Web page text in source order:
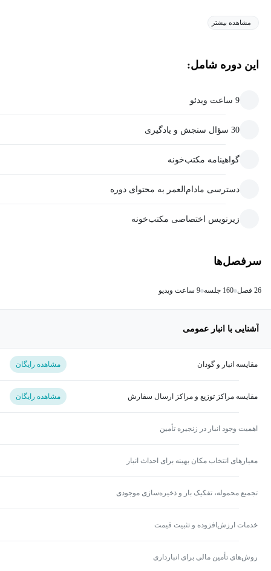
مشاهده بیشتر
این دوره شامل:
9 ساعت ویدئو
30 سؤال سنجش و یادگیری
گواهینامه مکتب‌خونه
دسترسی مادام‌العمر به محتوای دوره
زیرنویس اختصاصی مکتب‌خونه
سرفصل‌ها
26 فصل 160 جلسه 9 ساعت ویدیو
آشنایی با انبار عمومی
مقایسه انبار و گودان مشاهده رایگان
مقایسه مراکز توزیع و مراکز ارسال سفارش مشاهده رایگان
اهمیت وجود انبار در زنجیره تأمین
معیارهای انتخاب مکان بهینه برای احداث انبار
تجمیع محموله، تفکیک بار و ذخیره‌سازی موجودی
خدمات ارزش‌افزوده و تثبیت قیمت
روش‌های تأمین مالی برای انبارداری